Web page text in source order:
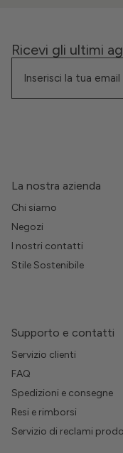
Ricevi gli ultimi
La nostra azienda
Chi siamo
Negozi
I nostri contatti
Stile Sostenibile
Supporto e contatti
Servizio clienti
FAQ
Spedizioni e consegne
Resi e rimborsi
Servizio di reclami